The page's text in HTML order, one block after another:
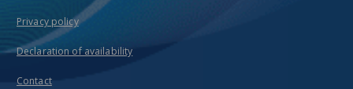
Privacy policy
Declaration of availability
Contact